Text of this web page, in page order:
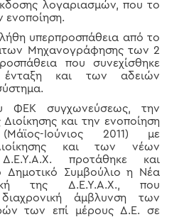
λογαριασμών, που το
ενοποίηση.
υπερπροσπάθεια από το
Μηχανογράφησης των 2
που συνεχίσθηκε
και των αδειών
ΦΕΚ συγχωνεύσεως, την
και την ενοποίηση
Ιούνιος 2011) με
και των νέων
προτάθηκε και
Δημοτικό Συμβούλιο η Νέα
της Δ.Ε.Υ.Α.Χ., που
άμβλυνση των
των επί μέρους Δ.Ε. σε